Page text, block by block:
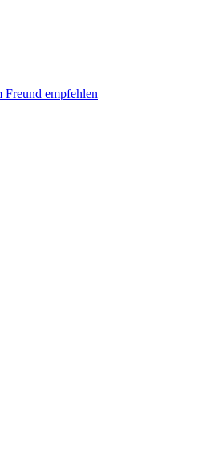
Freund empfehlen